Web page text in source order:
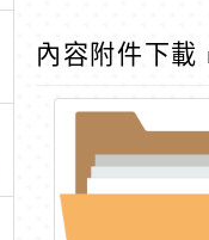
內容附件下載